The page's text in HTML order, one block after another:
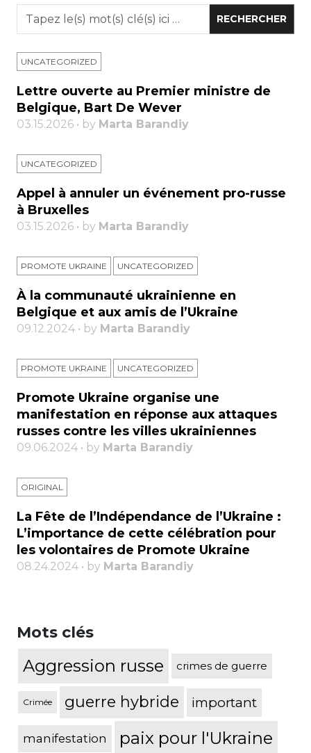
UNCATEGORIZED
Lettre ouverte au Premier ministre de
Belgique, Bart De Wever
03.15.2026 • by Marta Barandiy
UNCATEGORIZED
Appel à annuler un événement pro-russe
à Bruxelles
03.15.2026 • by Marta Barandiy
PROMOTE UKRAINE UNCATEGORIZED
À la communauté ukrainienne en
Belgique et aux amis de l’Ukraine
09.12.2024 • by Marta Barandiy
PROMOTE UKRAINE UNCATEGORIZED
Promote Ukraine organise une
manifestation en réponse aux attaques
russes contre les villes ukrainiennes
09.06.2024 • by Marta Barandiy
ORIGINAL
La Fête de l’Indépendance de l’Ukraine :
L’importance de cette célébration pour
les volontaires de Promote Ukraine
08.24.2024 • by Marta Barandiy
Mots clés
Aggression russe crimes de guerre
Crimée guerre hybride important
manifestation paix pour l'Ukraine